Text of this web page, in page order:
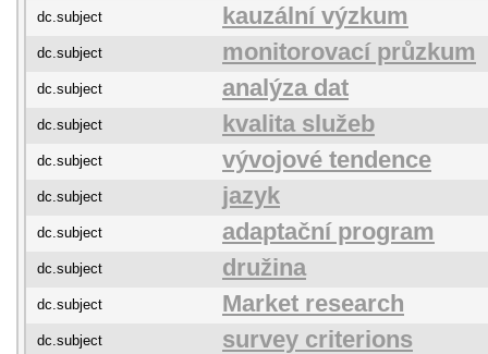
dc.subject kauzální výzkum
dc.subject monitorovací průzkum
dc.subject analýza dat
dc.subject kvalita služeb
dc.subject vývojové tendence
dc.subject jazyk
dc.subject adaptační program
dc.subject družina
dc.subject Market research
dc.subject survey criterions